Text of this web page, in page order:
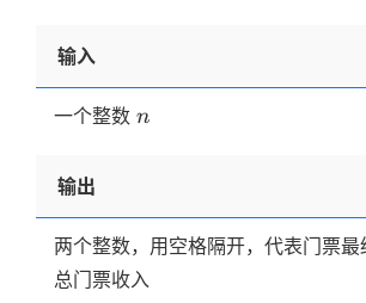
输入
一个整数 n
n
输出
两个整数，用空格隔开，代表门票最
总门票收入